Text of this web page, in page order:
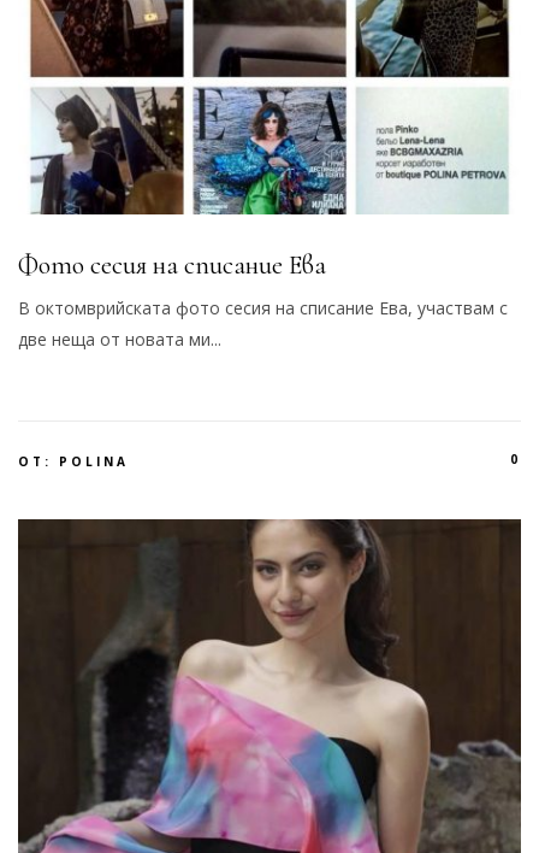
Фото сесия на списание Ева
В октомврийската фото сесия на списание Ева, участвам с
две неща от новата ми...
ОТ: POLINA 0